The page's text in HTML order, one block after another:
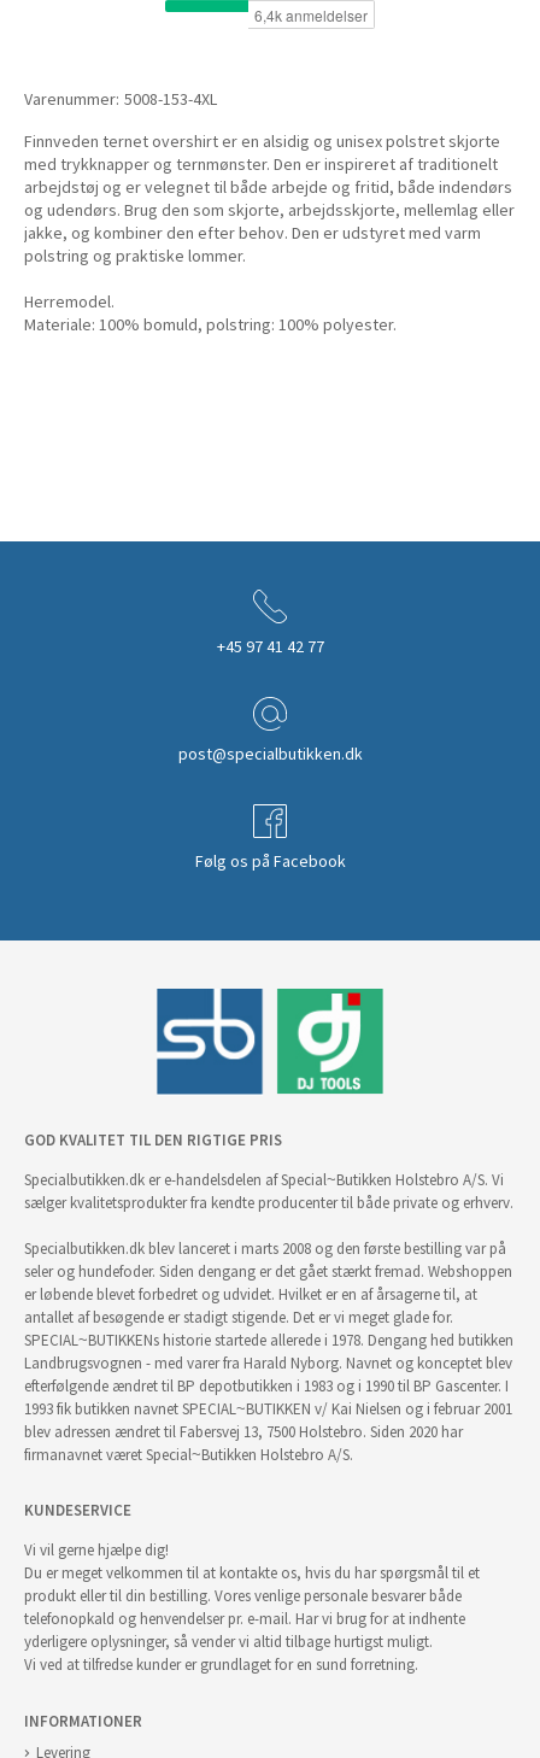
Varenummer: 5008-153-4XL
Finnveden ternet overshirt er en alsidig og unisex polstret skjorte
med trykknapper og ternmønster. Den er inspireret af traditionelt
arbejdstøj og er velegnet til både arbejde og fritid, både indendørs
og udendørs. Brug den som skjorte, arbejdsskjorte, mellemlag eller
jakke, og kombiner den efter behov. Den er udstyret med varm
polstring og praktiske lommer.
Herremodel.
Materiale: 100% bomuld, polstring: 100% polyester.
+45 97 41 42 77
post@specialbutikken.dk
Følg os på Facebook
GOD KVALITET TIL DEN RIGTIGE PRIS
Specialbutikken.dk er e-handelsdelen af Special~Butikken Holstebro A/S. Vi
sælger kvalitetsprodukter fra kendte producenter til både private og erhverv.
Specialbutikken.dk blev lanceret i marts 2008 og den første bestilling var på
seler og hundefoder. Siden dengang er det gået stærkt fremad. Webshoppen
er løbende blevet forbedret og udvidet. Hvilket er en af årsagerne til, at
antallet af besøgende er stadigt stigende. Det er vi meget glade for.
SPECIAL~BUTIKKENs historie startede allerede i 1978. Dengang hed butikken
Landbrugsvognen - med varer fra Harald Nyborg. Navnet og konceptet blev
efterfølgende ændret til BP depotbutikken i 1983 og i 1990 til BP Gascenter. I
1993 fik butikken navnet SPECIAL~BUTIKKEN v/ Kai Nielsen og i februar 2001
blev adressen ændret til Fabersvej 13, 7500 Holstebro. Siden 2020 har
firmanavnet været Special~Butikken Holstebro A/S.
KUNDESERVICE
Vi vil gerne hjælpe dig!
Du er meget velkommen til at kontakte os, hvis du har spørgsmål til et
produkt eller til din bestilling. Vores venlige personale besvarer både
telefonopkald og henvendelser pr. e-mail. Har vi brug for at indhente
yderligere oplysninger, så vender vi altid tilbage hurtigst muligt.
Vi ved at tilfredse kunder er grundlaget for en sund forretning.
INFORMATIONER
Levering